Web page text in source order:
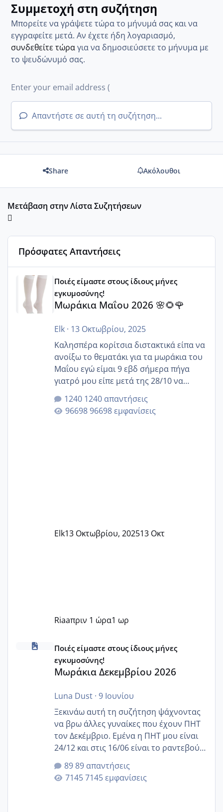
Συμμετοχή στη συζήτηση
Μπορείτε να γράψετε τώρα το μήνυμά σας και να
εγγραφείτε μετά. Αν έχετε ήδη λογαριασμό,
συνδεθείτε τώραγια να δημοσιεύσετε το μήνυμα με
το ψευδώνυμό σας.
Απαντήστε σε αυτή τη συζήτηση...
Share Ακόλουθοι
Μετάβαση στην Λίστα Συζητήσεων
Πρόσφατες Απαντήσεις
Μωράκια Μαΐου 2026 🌸🌻🌹
Ποιές είμαστε στους ίδιους μήνες
εγκυμοσύνης!
Μωράκια Μαΐου 2026 🌸🌻🌹
Elk· 13 Οκτωβρίου, 2025
Καλησπέρα κορίτσια διστακτικά είπα να
ανοίξω το θεματάκι για τα μωράκια του
Μαΐου εγώ είμαι 9 εβδ σήμερα πήγα
γιατρό μου είπε μετά της 28/10 να
κλείσω ραντεβού για την αυχενική είναι
καμιά άλλη κοπέλα να γεννάει Μάιο ;;
1240 απαντήσεις
96698 εμφανίσεις
Elk13 Οκτωβρίου, 202513 Οκτ
Riaaπριν 1 ώρα1 ωρ
Μωράκια Δεκεμβρίου 2026
Ποιές είμαστε στους ίδιους μήνες
εγκυμοσύνης!
Μωράκια Δεκεμβρίου 2026
Luna Dust· 9 Ιουνίου
Ξεκινάω αυτή τη συζήτηση ψάχνοντας
να βρω άλλες γυναίκες που έχουν ΠΗΤ
τον Δεκέμβριο. Εμένα η ΠΗΤ μου είναι
24/12 και στις 16/06 είναι το ραντεβού
της αυχενικής διαφάνειας. Έχω αρκετό
άγχος και οι μέρες δεν φαίνεται να
περνάνε με τίποτα.
89 απαντήσεις
7145 εμφανίσεις